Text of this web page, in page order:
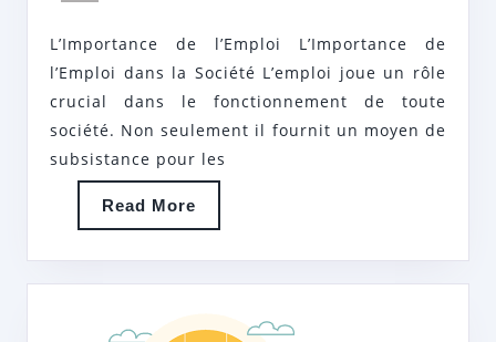
GRÂCE
À
DES
L’Importance de l’Emploi L’Importance de
l’Emploi dans la Société L’emploi joue un rôle
crucial dans le fonctionnement de toute
société. Non seulement il fournit un moyen de
subsistance pour les
Read More
More